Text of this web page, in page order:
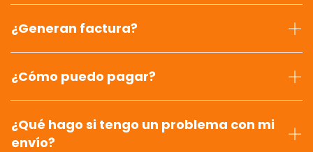
¿Generan factura?
¿Cómo puedo pagar?
¿Qué hago si tengo un problema con mi
envío?